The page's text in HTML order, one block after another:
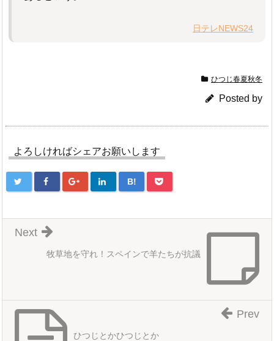
日テレNEWS24
ひつじ春夏秋冬
Posted by
よろしければシェアお願いします
B!
牧草地を守れ！スペインで羊たちが抗議
Next
ひつじとかひつじとか
Prev